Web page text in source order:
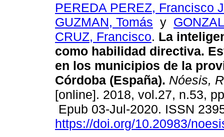
PEREDA PEREZ, Francisco
GUZMAN, Tomás y
CRUZ, Francisco. La
como habilidad directiva.
en los municipios de la
Córdoba (España). Nóesis,
[online]. 2018, vol.27, n.53,
Epub 03-Jul-2020. ISSN
https://doi.org/10.20983/